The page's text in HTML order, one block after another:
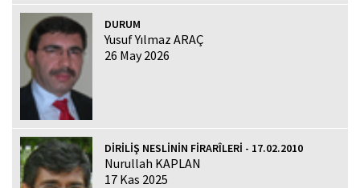
DURUM
Yusuf Yılmaz ARAÇ
26 May 2026
DİRİLİŞ NESLİNİN FİRARÎLERİ - 17.02.2010
Nurullah KAPLAN
17 Kas 2025